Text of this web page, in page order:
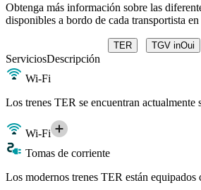
Obtenga más información sobre las
disponibles a bordo de cada transportista en
TER TGV inOui
ServiciosDescripción
Wi-Fi
Los trenes TER se encuentran actualmente
Wi-Fi
Tomas de corriente
Los modernos trenes TER están equipados